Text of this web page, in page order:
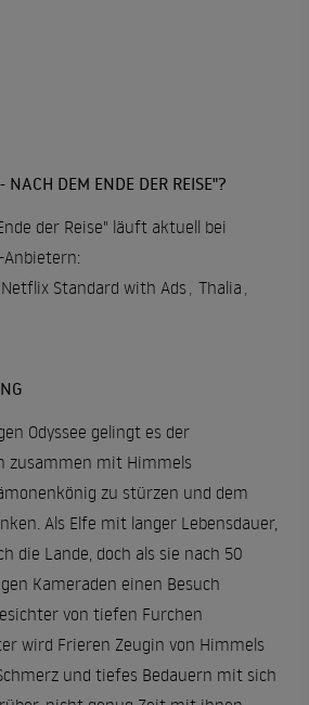
DEM ENDE DER REISE"?
der Reise" läuft aktuell bei
Netflix Standard with Ads, Thalia ,
Odyssee gelingt es der
zusammen mit Himmels
zu stürzen und dem
Als Elfe mit langer Lebensdauer,
die Lande, doch als sie nach 50
Kameraden einen Besuch
von tiefen Furchen
wird Frieren Zeugin von Himmels
und tiefes Bedauern mit sich